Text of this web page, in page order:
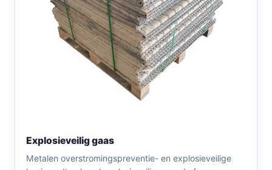
Explosieveilig gaas
Metalen overstromingspreventie- en explosieveilige